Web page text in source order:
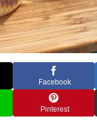
Facebook
Pinterest